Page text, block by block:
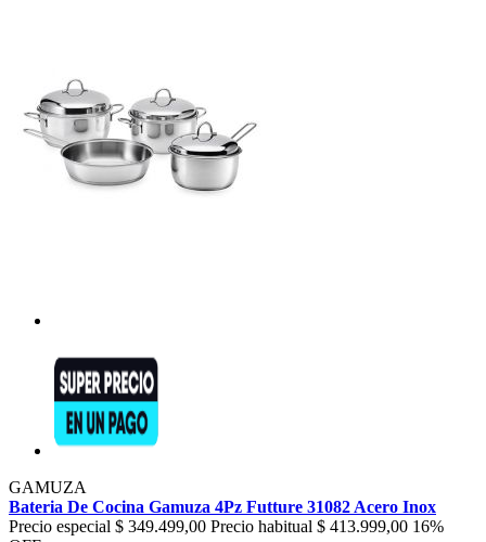
GAMUZA
Bateria De Cocina Gamuza 4Pz Futture 31082 Acero Inox
Precio especial $ 349.499,00 Precio habitual $ 413.999,00 16%